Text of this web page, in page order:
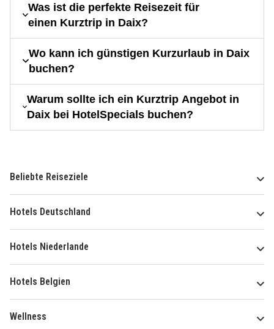
Was ist die perfekte Reisezeit für
einen Kurztrip in Daix?
Wo kann ich günstigen Kurzurlaub in Daix
buchen?
Warum sollte ich ein Kurztrip Angebot in
Daix bei HotelSpecials buchen?
Beliebte Reiseziele
Hotels Deutschland
Hotels Niederlande
Hotels Belgien
Wellness